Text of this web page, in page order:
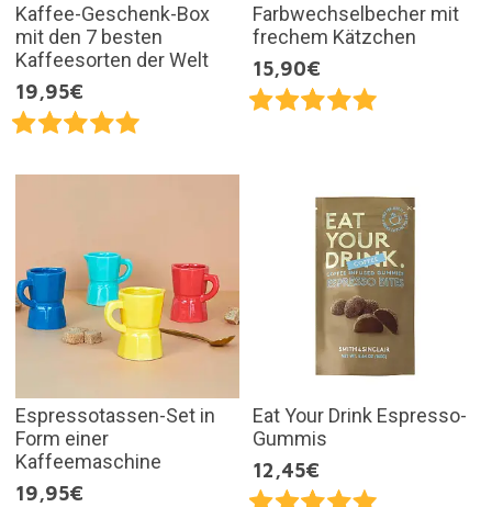
Kaffee-Geschenk-Box
mit den 7 besten
Kaffeesorten der Welt
19,95€
Farbwechselbecher mit
frechem Kätzchen
15,90€
Espressotassen-Set in
Form einer
Kaffeemaschine
19,95€
Eat Your Drink Espresso-
Gummis
12,45€